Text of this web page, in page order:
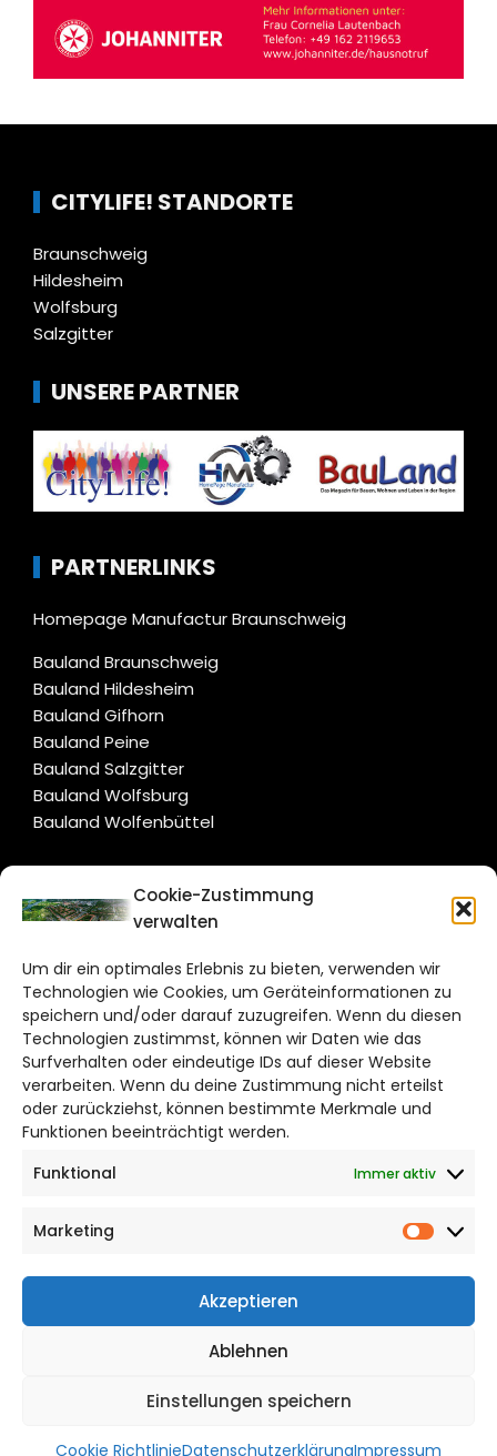
Cookie-Zustimmung
verwalten
Um dir ein optimales Erlebnis zu bieten, verwenden wir
Technologien wie Cookies, um Geräteinformationen zu
speichern und/oder darauf zuzugreifen. Wenn du diesen
Technologien zustimmst, können wir Daten wie das
Surfverhalten oder eindeutige IDs auf dieser Website
verarbeiten. Wenn du deine Zustimmung nicht erteilst
oder zurückziehst, können bestimmte Merkmale und
Funktionen beeinträchtigt werden.
Funktional
Immer aktiv
Marketing
Akzeptieren
Ablehnen
Einstellungen speichern
Cookie RichtlinieDatenschutzerklärungImpressum
CITYLIFE! STANDORTE
Braunschweig
Hildesheim
Wolfsburg
Salzgitter
UNSERE PARTNER
PARTNERLINKS
Homepage Manufactur Braunschweig
Bauland Braunschweig
Bauland Hildesheim
Bauland Gifhorn
Bauland Peine
Bauland Salzgitter
Bauland Wolfsburg
Bauland Wolfenbüttel
CITYLIFE!
Bruchtorwall 12
38100 Braunschweig
Telefon: 0531 387220 – 65
DAS STADTMAGAZIN FÜR
SALZGITTER
Impressum
Cookie Richtlinie
CITYLIFE! BEI FACEBOOK
WordPress Theme |Viralby HashThemes